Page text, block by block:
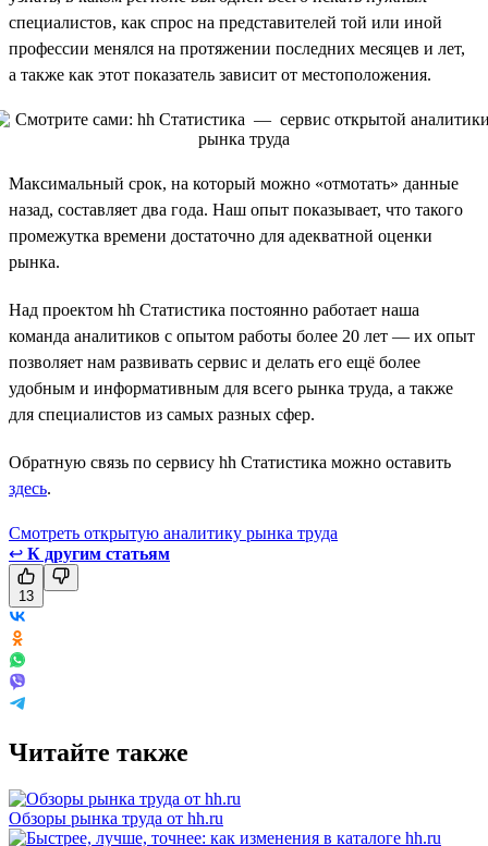
специалистов, как спрос на представителей той или иной
профессии менялся на протяжении последних месяцев и лет,
а также как этот показатель зависит от местоположения.
Максимальный срок, на который можно «отмотать» данные
назад, составляет два года. Наш опыт показывает, что такого
промежутка времени достаточно для адекватной оценки
рынка.
Над проектом hh Статистика постоянно работает наша
команда аналитиков с опытом работы более 20 лет — их опыт
позволяет нам развивать сервис и делать его ещё более
удобным и информативным для всего рынка труда, а также
для специалистов из самых разных сфер.
Обратную связь по сервису hh Статистика можно оставить
здесь.
Смотреть открытую аналитику рынка труда
↩ К другим статьям
13
Читайте также
Обзоры рынка труда от hh.ru